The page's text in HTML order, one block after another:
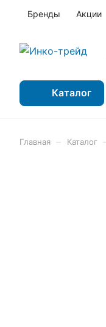
Бренды Акции
Каталог
Главная Каталог